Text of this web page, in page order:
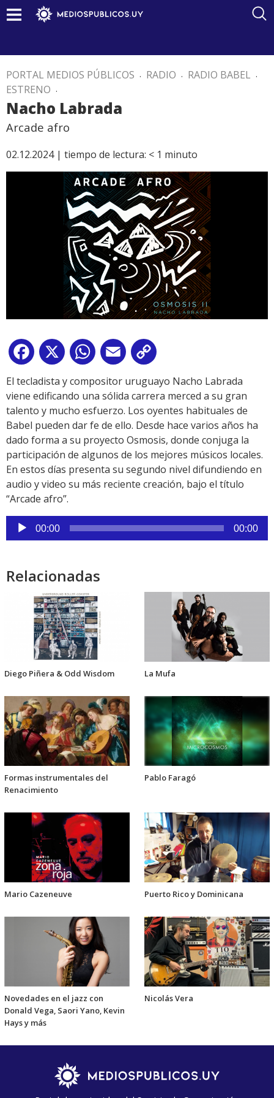
PORTAL MEDIOS PÚBLICOS . RADIO . RADIO BABEL .
ESTRENO .
Nacho Labrada
Arcade afro
02.12.2024 | tiempo de lectura: < 1 minuto
Facebook
X WhatsApp
Email
Link
El tecladista y compositor uruguayo Nacho Labrada
viene edificando una sólida carrera merced a su gran
talento y mucho esfuerzo. Los oyentes habituales de
Babel pueden dar fe de ello. Desde hace varios años ha
dado forma a su proyecto Osmosis, donde conjuga la
participación de algunos de los mejores músicos locales.
En estos días presenta su segundo nivel difundiendo en
audio y video su más reciente creación, bajo el título
“Arcade afro”.
Reproductor
de
00:00 00:00
Relacionadas
Diego Piñera & Odd Wisdom La Mufa
Formas instrumentales del
Renacimiento
Pablo Faragó
Mario Cazeneuve Puerto Rico y Dominicana
Novedades en el jazz con
Donald Vega, Saori Yano, Kevin
Hays y más
Nicolás Vera